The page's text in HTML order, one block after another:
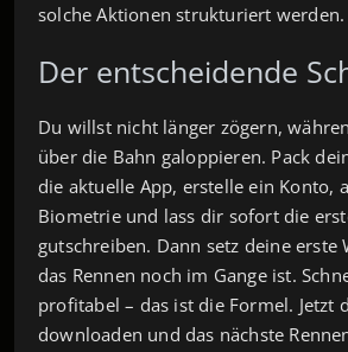
solche Aktionen strukturiert werden.
Der entscheidende
Du willst nicht länger zögern,
über die Bahn galoppieren. Pack
die aktuelle App, erstelle ein Konto,
Biometrie und lass dir sofort die
gutschreiben. Dann setz deine erste
das Rennen noch im Gange ist.
profitabel – das ist die Formel. Jetzt
downloaden und das nächste